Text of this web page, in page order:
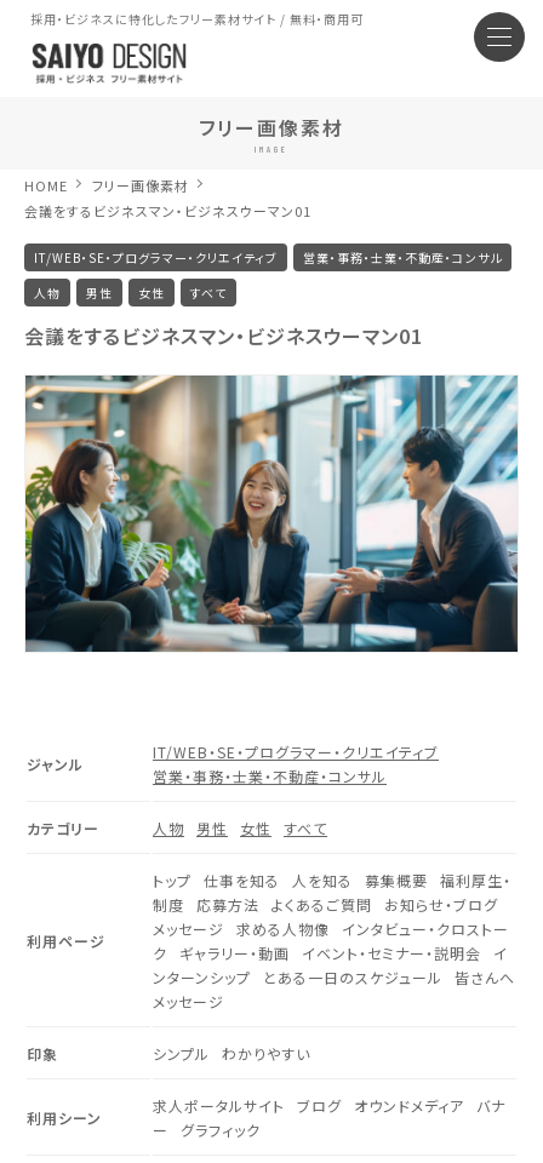
採用・ビジネスに特化したフリー素材サイト / 無料・商用可
フリー画像素材
IMAGE
HOME
フリー画像素材
会議をするビジネスマン・ビジネスウーマン01
IT/WEB・SE・プログラマー・クリエイティブ
営業・事務・士業・不動産・コンサル
人物
男性 女性 すべて
会議をするビジネスマン・ビジネスウーマン01
ジャンル
IT/WEB・SE・プログラマー・クリエイティブ
営業・事務・士業・不動産・コンサル
カテゴリー 人物 男性 女性 すべて
利用ページ
トップ 仕事を知る 人を知る 募集概要
福利厚生・
制度
応募方法 よくあるご質問
お知らせ・ブログ
メッセージ
求める人物像
インタビュー・クロストー
ク
ギャラリー・動画 イベント・セミナー・説明会
イ
ンターンシップ
とある一日のスケジュール
皆さんへ
メッセージ
印象 シンプル わかりやすい
利用シーン
求人ポータルサイト ブログ オウンドメディア
バナ
ー
グラフィック